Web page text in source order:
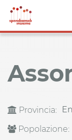
Provincia:
Popolazione: